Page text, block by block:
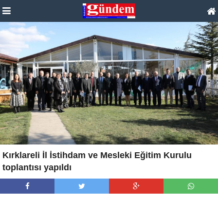
Kırklareli İl İstihdam ve Mesleki Eğitim Kurulu
toplantısı yapıldı